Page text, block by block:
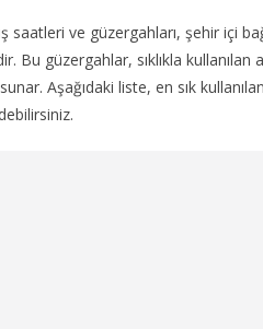
saatleri ve güzergahları, şehir içi
Bu güzergahlar, sıklıkla
Aşağıdaki liste, en sık